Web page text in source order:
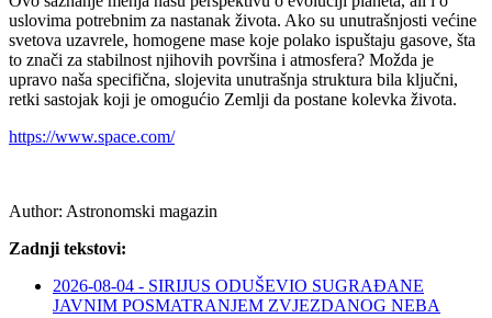
uslovima potrebnim za nastanak života. Ako su unutrašnjosti većine
svetova uzavrele, homogene mase koje polako ispuštaju gasove, šta
to znači za stabilnost njihovih površina i atmosfera? Možda je
upravo naša specifična, slojevita unutrašnja struktura bila ključni,
retki sastojak koji je omogućio Zemlji da postane kolevka života.
https://www.space.com/
Author: Astronomski magazin
Zadnji tekstovi:
2026-08-04 - SIRIJUS ODUŠEVIO SUGRAĐANE
JAVNIM POSMATRANJEM ZVJEZDANOG NEBA